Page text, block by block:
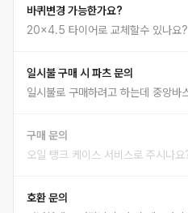
바퀴변경 가능한가요?
20x4.5 타이어로 교체할수 있나요?
일시불 구매 시 파츠 문의
구매 문의
호환 문의